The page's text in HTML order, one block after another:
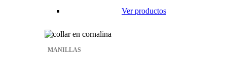
Ver productos
MANILLAS